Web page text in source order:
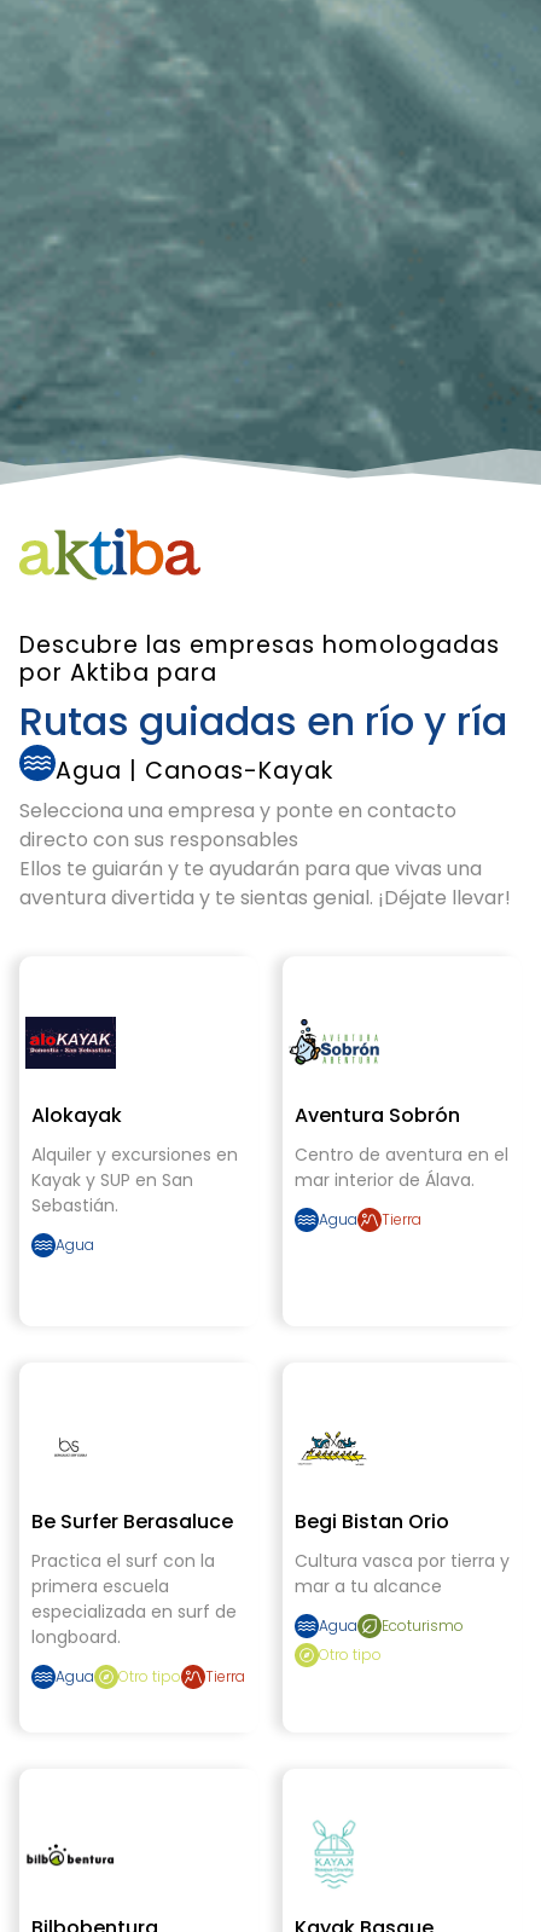
Descubre las empresas homologadas
por Aktiba para
Rutas guiadas en río y ría
Agua Canoas-Kayak
Selecciona una empresa y ponte en contacto
directo con sus responsables
Ellos te guiarán y te ayudarán para que vivas una
aventura divertida y te sientas genial. ¡Déjate llevar!
Alokayak
Alquiler y excursiones en
Kayak y SUP en San
Sebastián.
Agua
Aventura Sobrón
Centro de aventura en el
mar interior de Álava.
Agua Tierra
Be Surfer Berasaluce
Practica el surf con la
primera escuela
especializada en surf de
longboard.
Agua Otro tipo Tierra
Begi Bistan Orio
Cultura vasca por tierra y
mar a tu alcance
Agua
Ecoturismo
Otro tipo